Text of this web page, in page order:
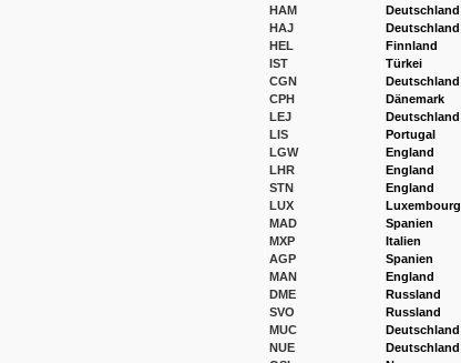
HAM
HAJ
HEL
IST
CGN
CPH
LEJ
LIS
LGW
LHR
STN
LUX
MAD
MXP
AGP
MAN
DME
SVO
MUC
NUE
Deutschland
Deutschland
Finnland
Türkei
Deutschland
Dänemark
Deutschland
Portugal
England
England
England
Luxembourg
Spanien
Italien
Spanien
England
Russland
Russland
Deutschland
Deutschland